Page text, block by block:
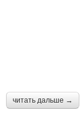
читать дальше →